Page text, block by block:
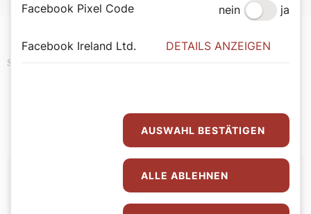
Schlagwörter Brauchtum Fastenzeit Gesundheit
Facebook Pixel Code nein ja
Facebook Ireland Ltd. DETAILS ANZEIGEN
AUSWAHL BESTÄTIGEN
ALLE ABLEHNEN